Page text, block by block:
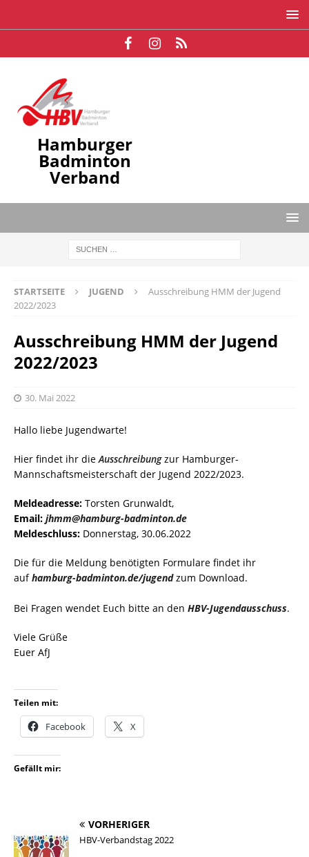
Hamburger
Badminton
Verband
STARTSEITE JUGEND
Ausschreibung HMM der Jugend
2022/2023
Ausschreibung HMM der Jugend
2022/2023
30. Mai 2022
Hallo liebe Jugendwarte!
Hier findet ihr die Ausschreibungzur Hamburger-
Mannschaftsmeisterschaft der Jugend 2022/2023.
Meldeadresse: Torsten Grunwaldt,
Email: jhmm@hamburg-badminton.de
Meldeschluss: Donnerstag, 30.06.2022
Die für die Meldung benötigten Formulare findet ihr
aufhamburg-badminton.de/jugend zum Download.
Bei Fragen wendet Euch bitte an den HBV-Jugendausschuss.
Viele Grüße
Euer AfJ
Teilen mit:
Facebook X
Gefällt mir:
VORHERIGER
HBV-Verbandstag 2022